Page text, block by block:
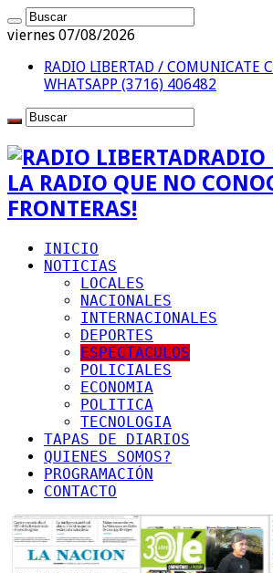
viernes 07/08/2026
RADIO LIBERTAD / COMUNICATE
WHATSAPP (3716) 406482
RADIO
LA RADIO QUE NO
FRONTERAS!
INICIO
NOTICIAS
LOCALES
NACIONALES
INTERNACIONALES
DEPORTES
ESPECTACULOS
POLICIALES
ECONOMIA
POLITICA
TECNOLOGIA
TAPAS DE DIARIOS
QUIENES SOMOS?
PROGRAMACIÓN
CONTACTO